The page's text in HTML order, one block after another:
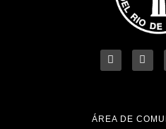
ÁREA DE